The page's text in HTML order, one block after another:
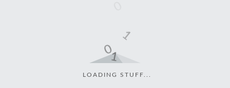
LOADING STUFF...